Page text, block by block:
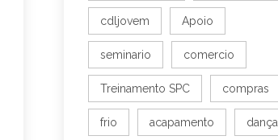
cdljovem Apoio
seminario comercio
Treinamento SPC compras
frio acapamento dança